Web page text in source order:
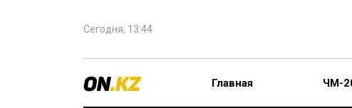
Сегодня, 13:44
Главная ЧМ-